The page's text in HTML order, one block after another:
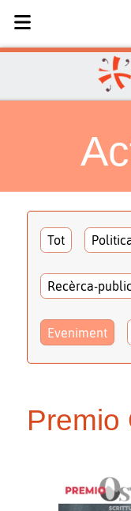
Tot
Recèrca-
Eveniment
Premio